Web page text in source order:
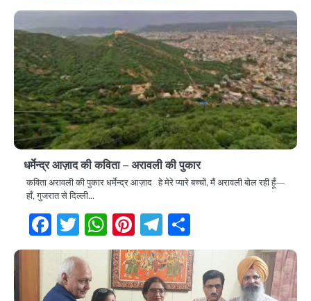
धर्मेन्द्र आज़ाद की कविता – अरावली की पुकार
कविता अरावली की पुकार धर्मेन्द्र आज़ाद हे मेरे प्यारे बच्चों, मैं अरावली बोल रही हूँ—
हाँ, गुजरात से दिल्ली…
Facebook
Twitter
WhatsApp
Pinterest
Telegram